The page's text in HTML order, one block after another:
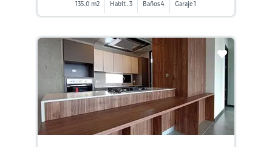
135.0 m2 Habit. 3 Baños 4 Garaje 1